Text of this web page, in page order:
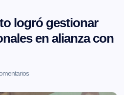
logró gestionar
en alianza con